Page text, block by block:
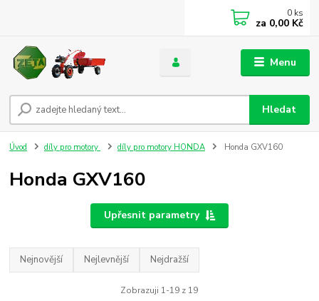
Menu
Hledat
0 ks
za 0,00 Kč
Úvod díly pro motory díly pro motory HONDA Honda GXV160
Honda GXV160
Upřesnit parametry
Nejnovější Nejlevnější Nejdražší
Zobrazuji 1-19 z 19